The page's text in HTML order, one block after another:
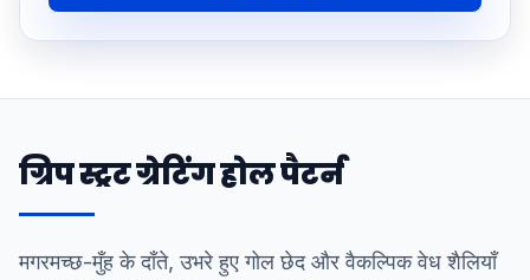
ग्रिप स्ट्रट ग्रेटिंग होल पैटर्न
मगरमच्छ-मुँह के दाँते, उभरे हुए गोल छेद और वैकल्पिक वेध शैलियाँ